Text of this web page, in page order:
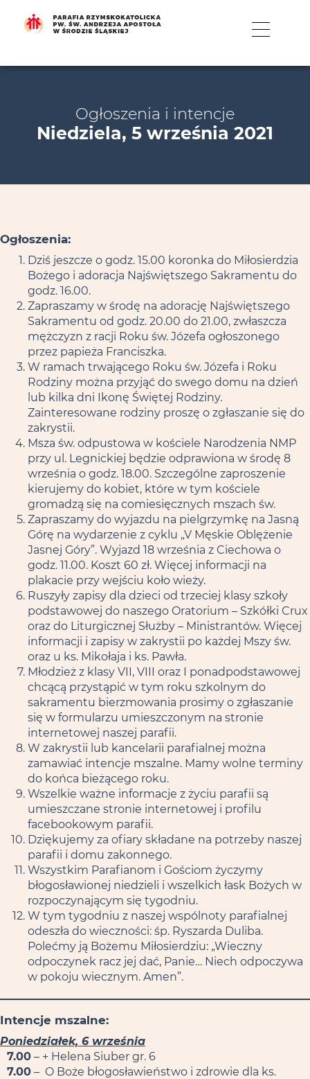
MENU
Ogłoszenia i intencje
Niedziela, 5 września 2021
Ogłoszenia:
Dziś jeszcze o godz. 15.00 koronka do Miłosierdzia
Bożego i adoracja Najświętszego Sakramentu do
godz. 16.00.
Zapraszamy w środę na adorację Najświętszego
Sakramentu od godz. 20.00 do 21.00, zwłaszcza
mężczyzn z racji Roku św. Józefa ogłoszonego
przez papieża Franciszka.
W ramach trwającego Roku św. Józefa i Roku
Rodziny można przyjąć do swego domu na dzień
lub kilka dni Ikonę Świętej Rodziny.
Zainteresowane rodziny proszę o zgłaszanie się do
zakrystii.
Msza św. odpustowa w kościele Narodzenia NMP
przy ul. Legnickiej będzie odprawiona w środę 8
września o godz. 18.00. Szczególne zaproszenie
kierujemy do kobiet, które w tym kościele
gromadzą się na comiesięcznych mszach św.
Zapraszamy do wyjazdu na pielgrzymkę na Jasną
Górę na wydarzenie z cyklu „V Męskie Oblężenie
Jasnej Góry”. Wyjazd 18 września z Ciechowa o
godz. 11.00. Koszt 60 zł. Więcej informacji na
plakacie przy wejściu koło wieży.
Ruszyły zapisy dla dzieci od trzeciej klasy szkoły
podstawowej do naszego Oratorium – Szkółki Crux
oraz do Liturgicznej Służby – Ministrantów. Więcej
informacji i zapisy w zakrystii po każdej Mszy św.
oraz u ks. Mikołaja i ks. Pawła.
Młodzież z klasy VII, VIII oraz I ponadpodstawowej
chcącą przystąpić w tym roku szkolnym do
sakramentu bierzmowania prosimy o zgłaszanie
się w formularzu umieszczonym na stronie
internetowej naszej parafii.
W zakrystii lub kancelarii parafialnej można
zamawiać intencje mszalne. Mamy wolne terminy
do końca bieżącego roku.
Wszelkie ważne informacje z życiu parafii są
umieszczane stronie internetowej i profilu
facebookowym parafii.
Dziękujemy za ofiary składane na potrzeby naszej
parafii i domu zakonnego.
Wszystkim Parafianom i Gościom życzymy
błogosławionej niedzieli i wszelkich łask Bożych w
rozpoczynającym się tygodniu.
W tym tygodniu z naszej wspólnoty parafialnej
odeszła do wieczności: śp. Ryszarda Duliba.
Polećmy ją Bożemu Miłosierdziu: „Wieczny
odpoczynek racz jej dać, Panie… Niech odpoczywa
w pokoju wiecznym. Amen”.
Intencje mszalne:
Poniedziałek, 6 września
7.00 – + Helena Siuber gr. 6
7.00 – O Boże błogosławieństwo i zdrowie dla ks.